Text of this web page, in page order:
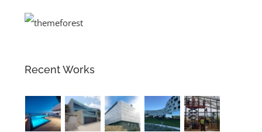
Recent Works